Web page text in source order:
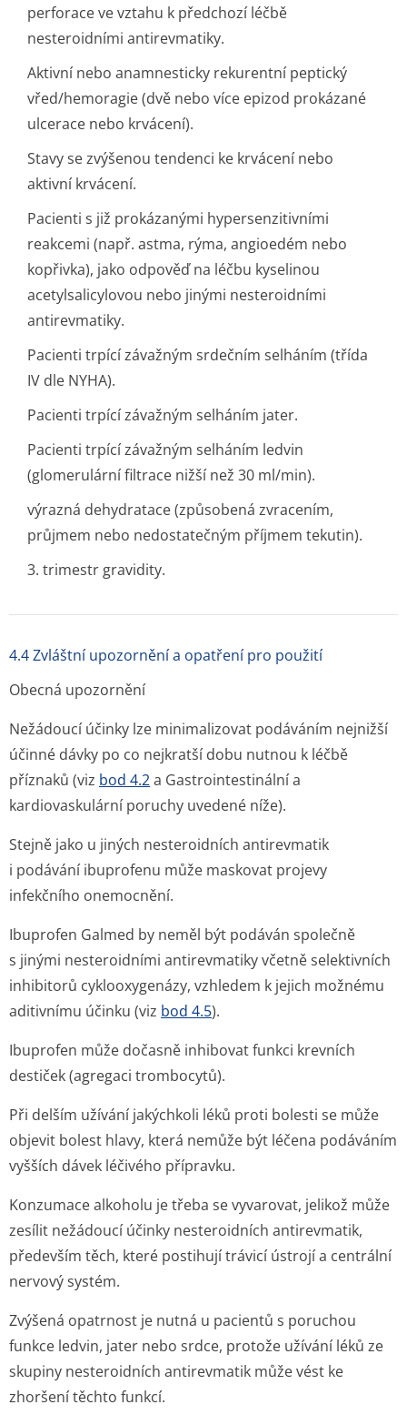
perforace ve vztahu k předchozí léčbě
nesteroidními antirevmatiky.
Aktivní nebo anamnesticky rekurentní peptický
vřed/hemoragie (dvě nebo více epizod prokázané
ulcerace nebo krvácení).
Stavy se zvýšenou tendenci ke krvácení nebo
aktivní krvácení.
Pacienti s již prokázanými hypersenzitivními
reakcemi (např. astma, rýma, angioedém nebo
kopřivka), jako odpověď na léčbu kyselinou
acetylsalicylovou nebo jinými nesteroidními
antirevmatiky.
Pacienti trpící závažným srdečním selháním (třída
IV dle NYHA).
Pacienti trpící závažným selháním jater.
Pacienti trpící závažným selháním ledvin
(glomerulární filtrace nižší než 30 ml/min).
výrazná dehydratace (způsobená zvracením,
průjmem nebo nedostatečným příjmem tekutin).
3. trimestr gravidity.
4.4 Zvláštní upozornění a opatření pro použití
Obecná upozornění
Nežádoucí účinky lze minimalizovat podáváním nejnižší
účinné dávky po co nejkratší dobu nutnou k léčbě
příznaků (viz bod 4.2a Gastrointestinální a
kardiovaskulární poruchy uvedené níže).
Stejně jako u jiných nesteroidních antirevmatik
i podávání ibuprofenu může maskovat projevy
infekčního onemocnění.
Ibuprofen Galmed by neměl být podáván společně
s jinými nesteroidními antirevmatiky včetně selektivních
inhibitorů cyklooxygenázy, vzhledem k jejich možnému
aditivnímu účinku (viz bod 4.5).
Ibuprofen může dočasně inhibovat funkci krevních
destiček (agregaci trombocytů).
Při delším užívání jakýchkoli léků proti bolesti se může
objevit bolest hlavy, která nemůže být léčena podáváním
vyšších dávek léčivého přípravku.
Konzumace alkoholu je třeba se vyvarovat, jelikož může
zesílit nežádoucí účinky nesteroidních antirevmatik,
především těch, které postihují trávicí ústrojí a centrální
nervový systém.
Zvýšená opatrnost je nutná u pacientů s poruchou
funkce ledvin, jater nebo srdce, protože užívání léků ze
skupiny nesteroidních antirevmatik může vést ke
zhoršení těchto funkcí.